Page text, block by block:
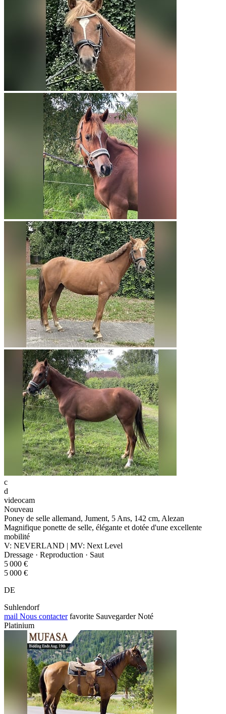
c
d
videocam
Nouveau
Poney de selle allemand, Jument, 5 Ans, 142 cm, Alezan
Magnifique ponette de selle, élégante et dotée d'une excellente
mobilité
V: NEVERLAND | MV: Next Level
Dressage · Reproduction · Saut
5 000 €
5 000 €
DE
Suhlendorf
mail Nous contacter favorite Sauvegarder Noté
Platinium